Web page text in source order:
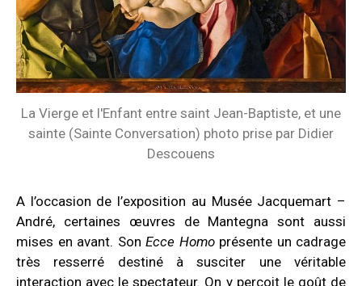
La Vierge et l'Enfant entre saint Jean-Baptiste, et une
sainte (Sainte Conversation) photo prise par Didier
Descouens
A l’occasion de l’exposition au Musée Jacquemart –
André, certaines œuvres de Mantegna sont aussi
mises en avant. Son Ecce Homo présente un cadrage
très resserré destiné à susciter une véritable
interaction avec le spectateur. On y perçoit le goût de